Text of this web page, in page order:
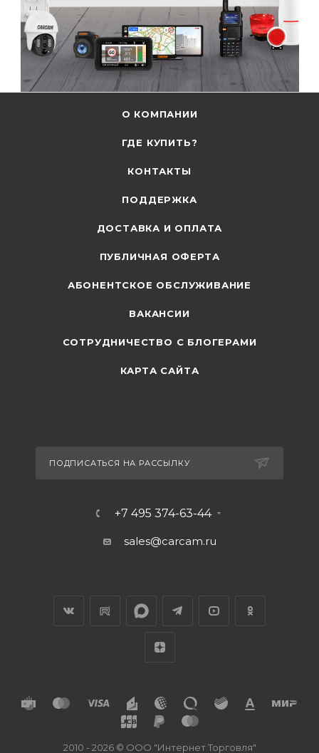
О КОМПАНИИ
ГДЕ КУПИТЬ?
КОНТАКТЫ
ПОДДЕРЖКА
ДОСТАВКА И ОПЛАТА
ПУБЛИЧНАЯ ОФЕРТА
АБОНЕНТСКОЕ ОБСЛУЖИВАНИЕ
ВАКАНСИИ
СОТРУДНИЧЕСТВО С БЛОГЕРАМИ
КАРТА САЙТА
ПОДПИСАТЬСЯ НА РАССЫЛКУ
+7 495 374-63-44
sales@carcam.ru
2010 - 2026 © ООО "Интернет Торговля"